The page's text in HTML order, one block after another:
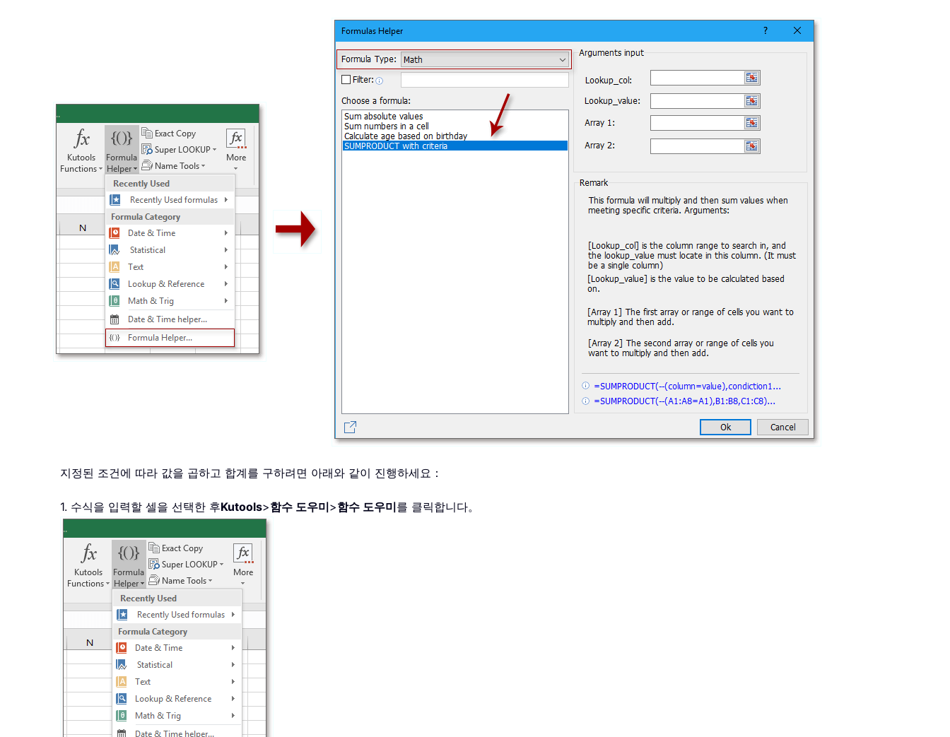
지정된 조건에 따라 값을 곱하고 합계를 구하려면 아래와 같이 진행하세요：
1. 수식을 입력할 셀을 선택한 후Kutools>함수 도우미>함수 도우미를 클릭합니다。